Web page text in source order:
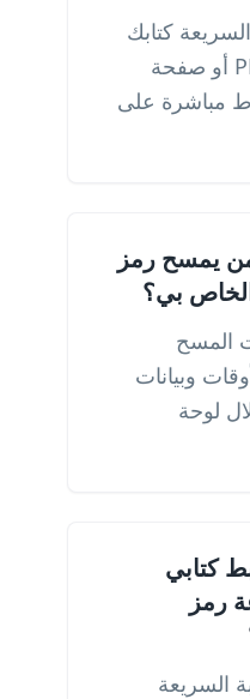
كتابك
الإلكتروني أو ملف PDF أو صفحة
مباشرة على
يمسح رمز
الخاص بي؟
المسح
وبيانات
لوحة
كتابي
رمز
السريعة